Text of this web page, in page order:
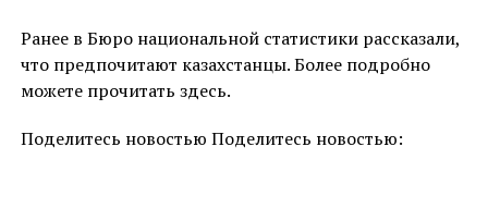
Ранее в Бюро национальной статистики рассказали,
что предпочитают казахстанцы. Более подробно
можете прочитать здесь.
Поделитесь новостью Поделитесь новостью: